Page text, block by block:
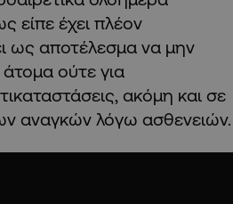
είπε έχει πλέον
ως αποτέλεσμα να μην
ούτε για
ακόμη και σε
αναγκών λόγω ασθενειών.